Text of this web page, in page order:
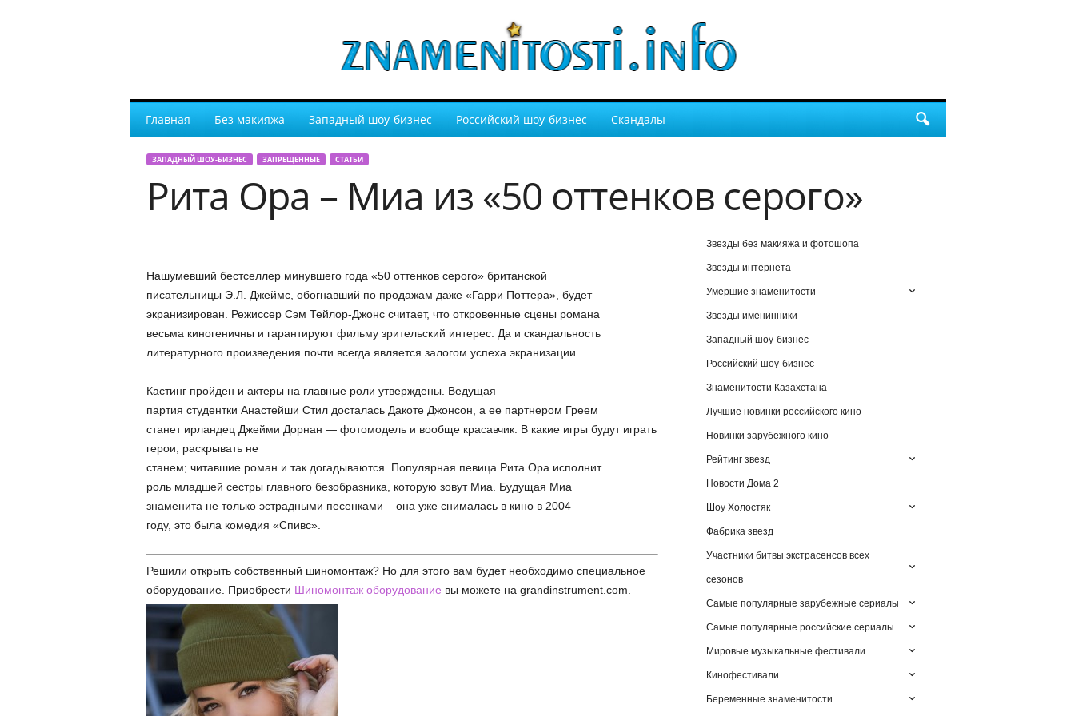
Главная Без макияжа Западный шоу-бизнес Российский шоу-бизнес Скандалы
ЗАПАДНЫЙ ШОУ-БИЗНЕС ЗАПРЕЩЕННЫЕ СТАТЬИ
Рита Ора – Миа из «50 оттенков серого»
Нашумевший бестселлер минувшего года «50 оттенков серого» британской
писательницы Э.Л. Джеймс, обогнавший по продажам даже «Гарри Поттера», будет
экранизирован. Режиссер Сэм Тейлор-Джонс считает, что откровенные сцены романа
весьма киногеничны и гарантируют фильму зрительский интерес. Да и скандальность
литературного произведения почти всегда является залогом успеха экранизации.
Кастинг пройден и актеры на главные роли утверждены. Ведущая
партия студентки Анастейши Стил досталась Дакоте Джонсон, а ее партнером Греем
станет ирландец Джейми Дорнан — фотомодель и вообще красавчик. В какие игры будут играть
герои, раскрывать не
станем; читавшие роман и так догадываются. Популярная певица Рита Ора исполнит
роль младшей сестры главного безобразника, которую зовут Миа. Будущая Миа
знаменита не только эстрадными песенками – она уже снималась в кино в 2004
году, это была комедия «Спивс».
Решили открыть собственный шиномонтаж? Но для этого вам будет необходимо специальное
оборудование. Приобрести Шиномонтаж оборудование вы можете на grandinstrument.com.
Звезды без макияжа и фотошопа
Звезды интернета
Умершие знаменитости
Звезды именинники
Западный шоу-бизнес
Российский шоу-бизнес
Знаменитости Казахстана
Лучшие новинки российского кино
Новинки зарубежного кино
Рейтинг звезд
Новости Дома 2
Шоу Холостяк
Фабрика звезд
Участники битвы экстрасенсов всех
сезонов
Самые популярные зарубежные сериалы
Самые популярные российские сериалы
Мировые музыкальные фестивали
Кинофестивали
Беременные знаменитости